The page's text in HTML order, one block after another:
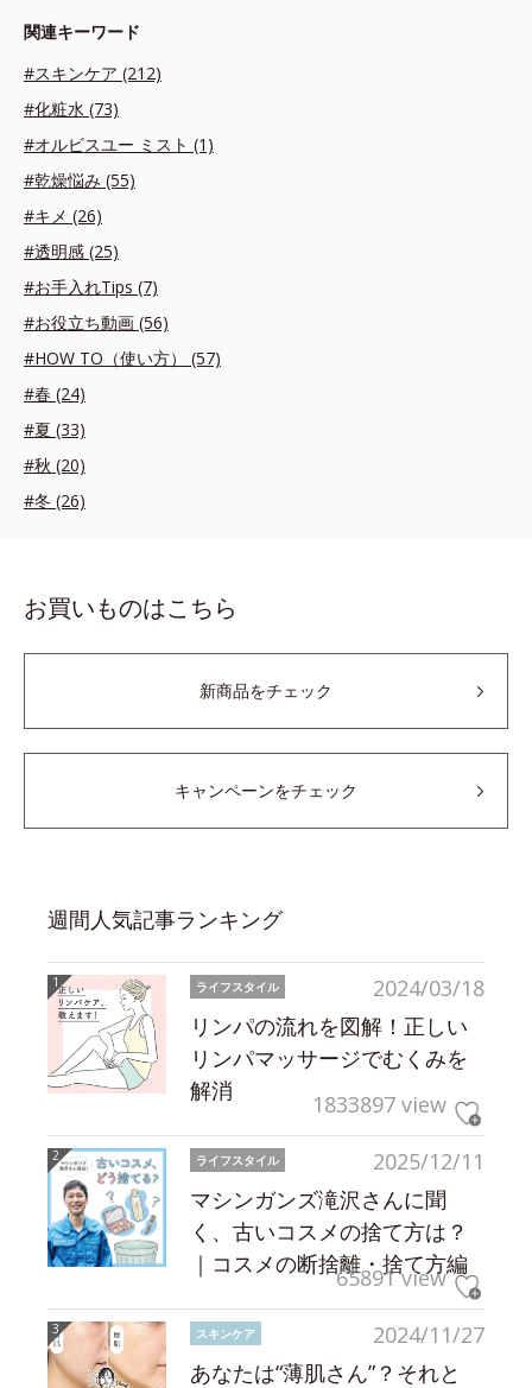
関連キーワード
#スキンケア (212)
#化粧水 (73)
#オルビスユー ミスト (1)
#乾燥悩み (55)
#キメ (26)
#透明感 (25)
#お手入れTips (7)
#お役立ち動画 (56)
#HOW TO（使い方） (57)
#春 (24)
#夏 (33)
#秋 (20)
#冬 (26)
お買いものはこちら
新商品をチェック
キャンペーンをチェック
週間人気記事ランキング
2024/03/18
ライフスタイル
リンパの流れを図解！正しい
リンパマッサージでむくみを
解消
1833897 view
2025/12/11
ライフスタイル
マシンガンズ滝沢さんに聞
く、古いコスメの捨て方は？
｜コスメの断捨離・捨て方編
65891 view
2024/11/27
スキンケア
あなたは“薄肌さん”？それと